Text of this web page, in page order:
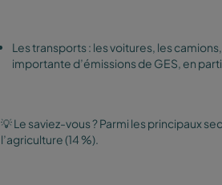
Les transports : les voitures, les
importante d’émissions de GES, en
💡 Le saviez-vous ? Parmi les principaux
l’agriculture (14 %).